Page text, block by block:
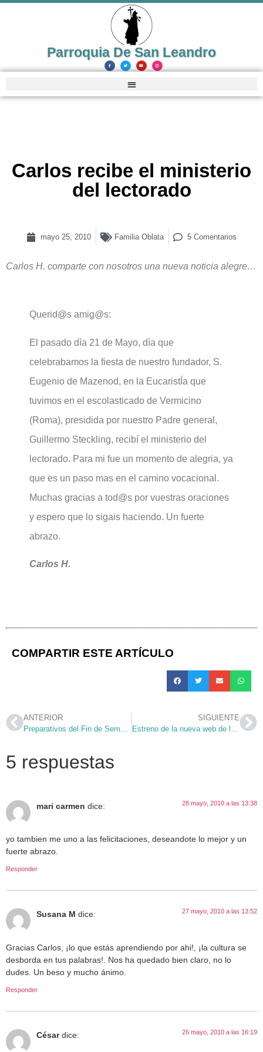
Parroquia De San Leandro
Carlos recibe el ministerio
del lectorado
mayo 25, 2010 Familia Oblata 5 Comentarios
Carlos H. comparte con nosotros una nueva noticia alegre…
Querid@s amig@s:
El pasado dìa 21 de Mayo, dìa que
celebrabamos la fiesta de nuestro fundador, S.
Eugenio de Mazenod, en la EucaristÍa que
tuvimos en el escolasticado de Vermicino
(Roma), presidida por nuestro Padre general,
Guillermo Steckling, recibí el ministerio del
lectorado. Para mi fue un momento de alegria, ya
que es un paso mas en el camino vocacional.
Muchas gracias a tod@s por vuestras oraciones
y espero que lo sigais haciendo. Un fuerte
abrazo.
Carlos H.
COMPARTIR ESTE ARTÍCULO
ANTERIOR
SIGUIENTE
5 respuestas
mari carmen dice: 28 mayo, 2010 a las 13:38
yo tambien me uno a las felicitaciones, deseandote lo mejor y un
fuerte abrazo.
Responder
Susana M dice: 27 mayo, 2010 a las 13:52
Gracias Carlos, ¡lo que estás aprendiendo por ahi!, ¡la cultura se
desborda en tus palabras!. Nos ha quedado bien claro, no lo
dudes. Un beso y mucho ánimo.
Responder
César dice: 26 mayo, 2010 a las 16:19